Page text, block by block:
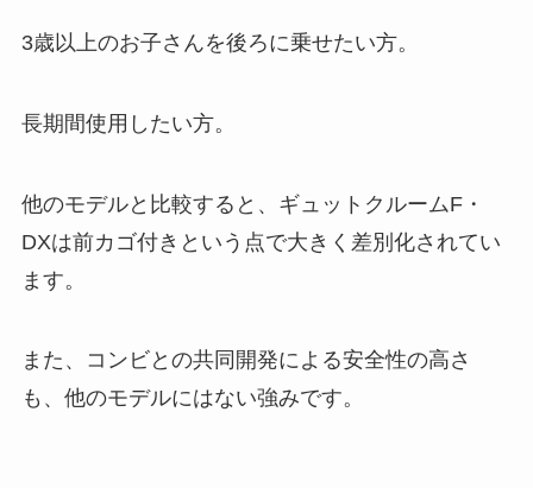
3歳以上のお子さんを後ろに乗せたい方。
長期間使用したい方。
他のモデルと比較すると、ギュットクルームF・
DXは前カゴ付きという点で大きく差別化されてい
ます。
また、コンビとの共同開発による安全性の高さ
も、他のモデルにはない強みです​​。